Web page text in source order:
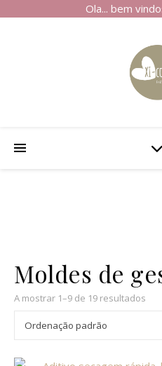
Ola... bem
Moldes de
A mostrar 1–9 de 19 resultados